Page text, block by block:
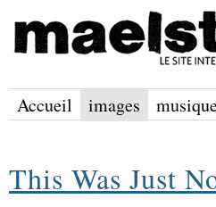
Accueil images
This Was Just